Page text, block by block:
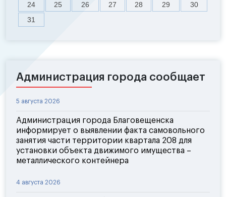
24
25 26 27 28 29
30
31
Администрация города сообщает
5 августа 2026
Администрация города Благовещенска
информирует о выявлении факта самовольного
занятия части территории квартала 208 для
установки объекта движимого имущества –
металлического контейнера
4 августа 2026